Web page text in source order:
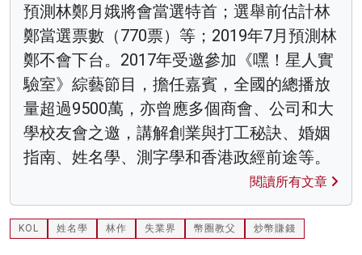
預測林鄭月娥將會當選特首；選舉前估計林
鄭當選票數（770票）等；2019年7月預測林
鄭不會下台。2017年受邀參加《嘿！星人實
驗室》綜藝節目，擔任嘉賓，全國的總播放
量超過9500萬，亦曾應多個商會、公司和大
學校友會之邀，講解創業與打工秘訣、婚姻
指南、姓名學、測字學和香港政經前途等。
閱讀所有文章
KOL 姓名學 林作 失業界 幣圈教父 炒幣賺錢